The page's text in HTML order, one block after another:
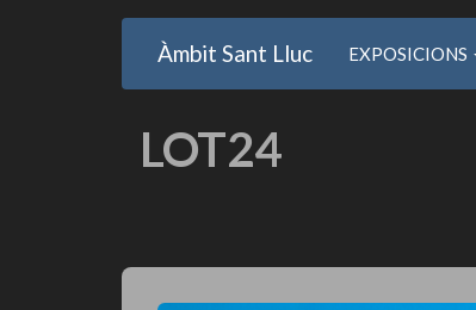
Àmbit Sant Lluc
Main
navigation
EXPOSICIONS
User
account
Usuari
anonim
LOT24